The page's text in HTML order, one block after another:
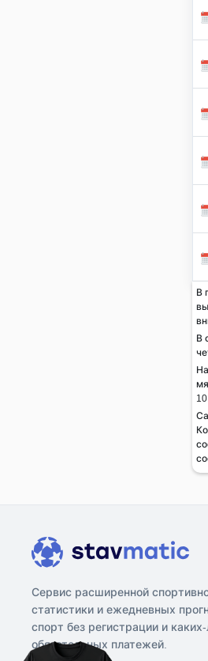
В
В
Сервис расширенной
статистики и ежедневных
спорт без регистрации и
обязательных платежей.